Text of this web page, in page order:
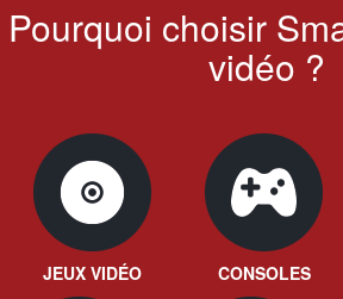
Pourquoi choisir
vidéo ?
JEUX VIDÉO CONSOLES